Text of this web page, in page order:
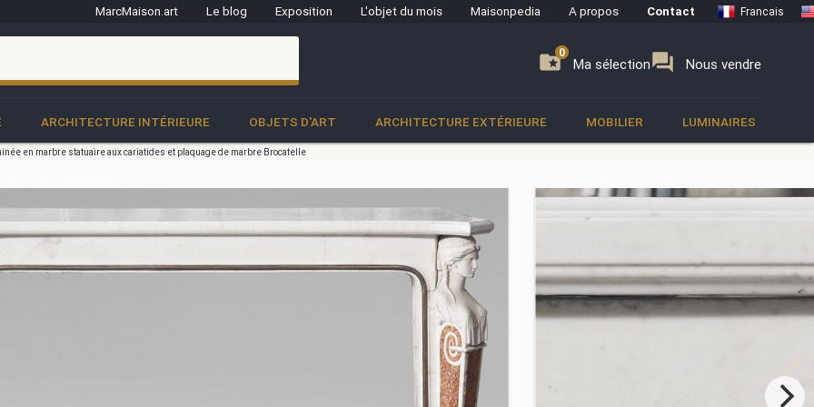
MarcMaison.art Le blog Exposition L'objet du mois Maisonpedia A propos Contact Francais
folder_special Ma sélection
0 forum Nous vendre
0
ARCHITECTURE INTÉRIEURE OBJETS D'ART ARCHITECTURE EXTÉRIEURE MOBILIER LUMINAIRES
en marbre statuaire aux cariatides et plaquage de marbre Brocatelle